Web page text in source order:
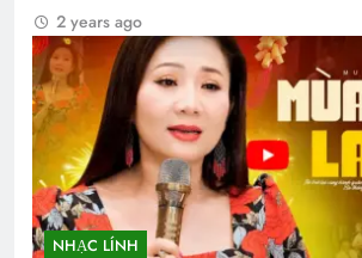
2 years ago
NHẠC LÍNH